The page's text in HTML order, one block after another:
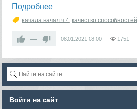
Подробнее
начала начал ч.4,качество способностей
— 08.01.2021 08:00 1751
Войти на сайт